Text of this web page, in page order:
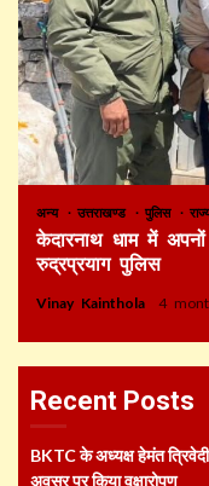
अन्य उत्तराखण्ड पुलिस
केदारनाथ धाम में
रुद्रप्रयाग पुलिस
Vinay Kainthola 4
Recent Posts
BKTC के अध्यक्ष हेमंत
अवसर पर किया वृक्षारोपण